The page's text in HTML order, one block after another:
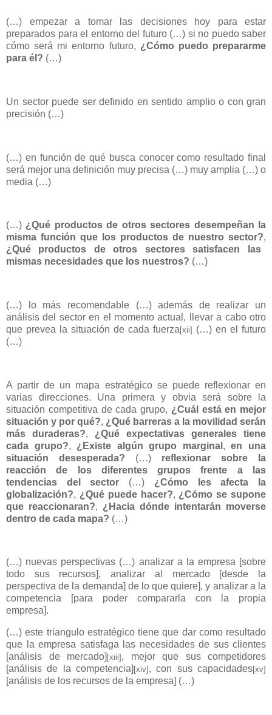
(…) empezar a tomar las decisiones hoy para estar
preparados para el entorno del futuro (…) si no puedo saber
cómo será mi entorno futuro, ¿Cómo puedo prepararme
para él? (…)
Un sector puede ser definido en sentido amplio o con gran
precisión (…)
(…) en función de qué busca conocer como resultado final
será mejor una definición muy precisa (…) muy amplia (…) o
media (…)
(…) ¿Qué productos de otros sectores desempeñan la
misma función que los productos de nuestro sector?,
¿Qué productos de otros sectores satisfacen las
mismas necesidades que los nuestros? (…)
(…) lo más recomendable (…) además de realizar un
análisis del sector en el momento actual, llevar a cabo otro
que prevea la situación de cada fuerza [xii] (…) en el futuro
(…)
A partir de un mapa estratégico se puede reflexionar en
varias direcciones. Una primera y obvia será sobre la
situación competitiva de cada grupo, ¿Cuál está en mejor
situación y por qué?, ¿Qué barreras a la movilidad serán
más duraderas?, ¿Qué expectativas generales tiene
cada grupo?, ¿Existe algún grupo marginal , en una
situación desesperada? (…) reflexionar sobre la
reacción de los diferentes grupos frente a las
tendencias del sector (…) ¿Cómo les afecta la
globalización?, ¿Qué puede hacer?, ¿Cómo se supone
que reaccionaran?, ¿Hacia dónde intentarán moverse
dentro de cada mapa? (…)
(…) nuevas perspectivas (…) analizar a la empresa [sobre
todo sus recursos], analizar al mercado [desde la
perspectiva de la demanda] de lo que quiere], y analizar a la
competencia [para poder compararla con la propia
empresa].
(…) este triangulo estratégico tiene que dar como resultado
que la empresa satisfaga las necesidades de sus clientes
[análisis de mercado] [xiii] , mejor que sus competidores
[análisis de la competencia] [xiv] , con sus capacidades[xv]
[análisis de los recursos de la empresa] (…)